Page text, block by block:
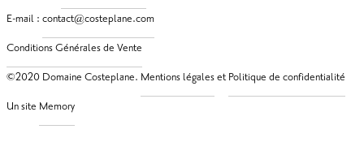
E-mail :
©2020 Domaine Costeplane.
et
Un site